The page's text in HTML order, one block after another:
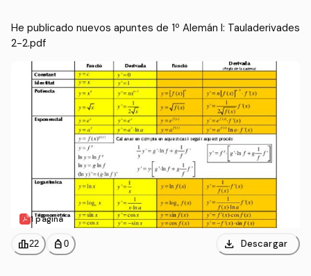
He publicado nuevos apuntes de 1º Alemán I: Tauladerivades
2-2.pdf
1 página
leaderboard22 personal_bag 0 download Descargar